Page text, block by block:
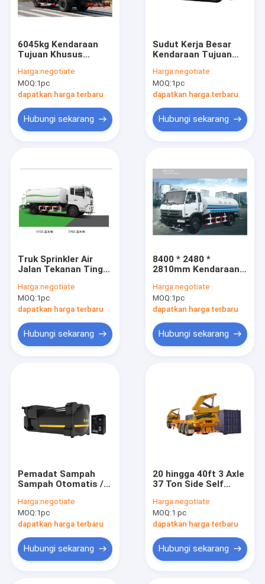
Hubungi kami
Truck Mounted Crane
Knuckle Boom Truck Crane
Teleskopik Boom Truck Crane
Mesin Penanganan Material
Teleskopik Telehandler Forklift
Boom Derek Artikulasi
Truck Mounted Lift
hidrolik mobile crane
Hidrolik Crawler Crane
tower crane konstruksi
derek derek
Suku Cadang Mesin Konstruksi
6045kg Kendaraan
Tujuan Khusus
Jalan Untuk
Penindasan Debu
Harga:negotiate
MOQ:1pc
dapatkan harga terbaru
Hubungi sekarang
Sudut Kerja Besar
Kendaraan Tujuan
Jarak Jauh Truk
Harga:negotiate
MOQ:1pc
dapatkan harga terbaru
Hubungi sekarang
Truk Sprinkler Air
Jalan Tekanan Tinggi
Kapasitas Besar
Harga:negotiate
MOQ:1pc
dapatkan harga terbaru
Hubungi sekarang
8400 * 2480 *
2810mm Kendaraan
Truk Tangki Air
Sprinkler
Harga:negotiate
MOQ:1pc
dapatkan harga terbaru
Hubungi sekarang
Pemadat Sampah
Sampah Otomatis /
Proyek ISO
Persetujuan
Harga:negotiate
MOQ:1pc
dapatkan harga terbaru
Hubungi sekarang
20 hingga 40ft 3 Axle
37 Ton Side Self
Trailer
Harga:negotiate
MOQ:1 pc
dapatkan harga terbaru
Hubungi sekarang